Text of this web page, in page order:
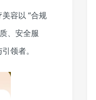
容以 “合规
、安全服
领者。